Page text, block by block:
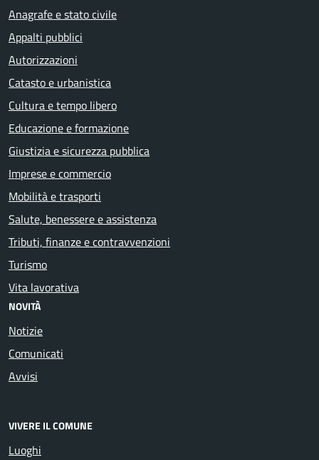
Anagrafe e stato civile
Appalti pubblici
Autorizzazioni
Catasto e urbanistica
Cultura e tempo libero
Educazione e formazione
Giustizia e sicurezza pubblica
Imprese e commercio
Mobilità e trasporti
Salute, benessere e assistenza
Tributi, finanze e contravvenzioni
Turismo
Vita lavorativa
NOVITÀ
Notizie
Comunicati
Avvisi
VIVERE IL COMUNE
Luoghi